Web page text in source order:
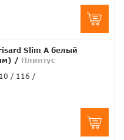
Slim A белый
/ Плинтус
10 116